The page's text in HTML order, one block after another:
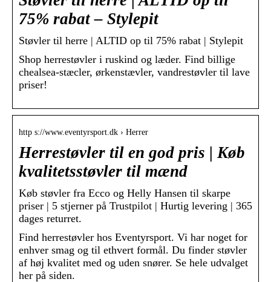
75% rabat – Stylepit
Støvler til herre | ALTID op til 75% rabat | Stylepit
Shop herrestøvler i ruskind og læder. Find billige
chealsea-stæcler, ørkenstævler, vandrestøvler til lave
priser!
http s://www.eventyrsport.dk › Herrer
Herrestøvler til en god pris | Køb
kvalitetsstøvler til mænd
Køb støvler fra Ecco og Helly Hansen til skarpe
priser | 5 stjerner på Trustpilot | Hurtig levering | 365
dages returret.
Find herrestøvler hos Eventyrsport. Vi har noget for
enhver smag og til ethvert formål. Du finder støvler
af høj kvalitet med og uden snører. Se hele udvalget
her på siden.